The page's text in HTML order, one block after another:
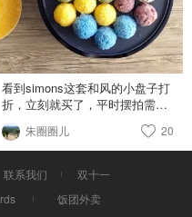
慢逛的確能夠買到很多商品，但
網路上的東西還是比較多！前幾
天看到大家說飾品有折扣。。在
手扶梯旁找到了飾品區，看到了
幾個心儀的幾何圖形耳環，項鍊
是太便宜了買一條隨便戴戴。。
結帳時，店員還好貼心的給了一
個小盒！😊 耳環：4.99 項鍊：
1.99
看到simons这套和风的小盘子打
折，立刻就买了，平时摆拍需要
挺多餐具的，一直想买彩色的，
小一点的盘子。太符合我的需求
了，两个彩色的，两个和风的，
太有风格了，装日食超合适。 盘
子比较小，适合装开胃菜或者小
甜点。一人吃饭菜量不大的时候
朱圈圈儿 20
联系我们
双十一
饭团外卖